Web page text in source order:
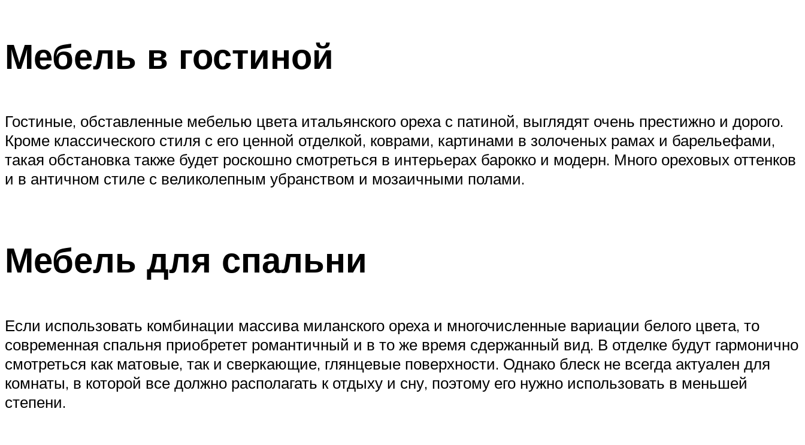
Мебель в гостиной
Гостиные, обставленные мебелью цвета итальянского ореха с патиной, выглядят очень престижно и дорого.
Кроме классического стиля с его ценной отделкой, коврами, картинами в золоченых рамах и барельефами,
такая обстановка также будет роскошно смотреться в интерьерах барокко и модерн. Много ореховых оттенков
и в античном стиле с великолепным убранством и мозаичными полами.
Мебель для спальни
Если использовать комбинации массива миланского ореха и многочисленные вариации белого цвета, то
современная спальня приобретет романтичный и в то же время сдержанный вид. В отделке будут гармонично
смотреться как матовые, так и сверкающие, глянцевые поверхности. Однако блеск не всегда актуален для
комнаты, в которой все должно располагать к отдыху и сну, поэтому его нужно использовать в меньшей
степени.